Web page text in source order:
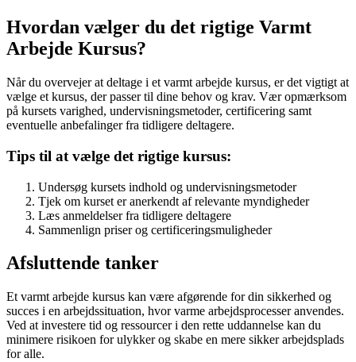
Hvordan vælger du det rigtige Varmt
Arbejde Kursus?
Når du overvejer at deltage i et varmt arbejde kursus, er det vigtigt at
vælge et kursus, der passer til dine behov og krav. Vær opmærksom
på kursets varighed, undervisningsmetoder, certificering samt
eventuelle anbefalinger fra tidligere deltagere.
Tips til at vælge det rigtige kursus:
Undersøg kursets indhold og undervisningsmetoder
Tjek om kurset er anerkendt af relevante myndigheder
Læs anmeldelser fra tidligere deltagere
Sammenlign priser og certificeringsmuligheder
Afsluttende tanker
Et varmt arbejde kursus kan være afgørende for din sikkerhed og
succes i en arbejdssituation, hvor varme arbejdsprocesser anvendes.
Ved at investere tid og ressourcer i den rette uddannelse kan du
minimere risikoen for ulykker og skabe en mere sikker arbejdsplads
for alle.